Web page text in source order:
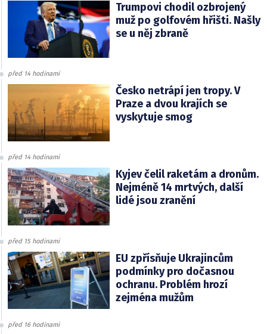
Trumpovi chodil ozbrojený
muž po golfovém hřišti. Našly
se u něj zbraně
před 14 hodinami
Česko netrápí jen tropy. V
Praze a dvou krajích se
vyskytuje smog
před 14 hodinami
Kyjev čelil raketám a dronům.
Nejméně 14 mrtvých, další
lidé jsou zranění
před 15 hodinami
EU zpřísňuje Ukrajincům
podmínky pro dočasnou
ochranu. Problém hrozí
zejména mužům
před 16 hodinami